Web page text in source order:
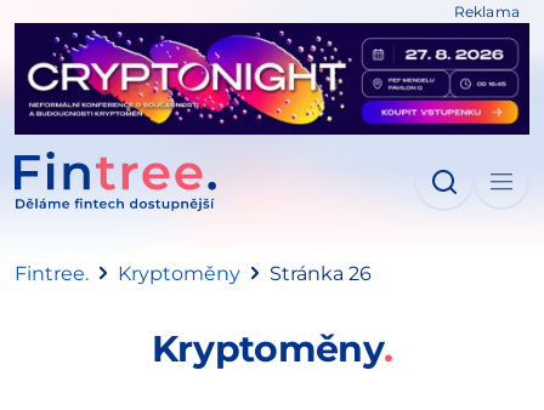
Reklama
Fintree. Kryptoměny Stránka 26
Kryptoměny